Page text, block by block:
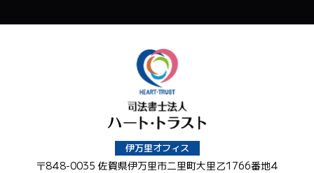
伊万里オフィス
〒848-0035 佐賀県伊万里市二里町大里乙1766番地4